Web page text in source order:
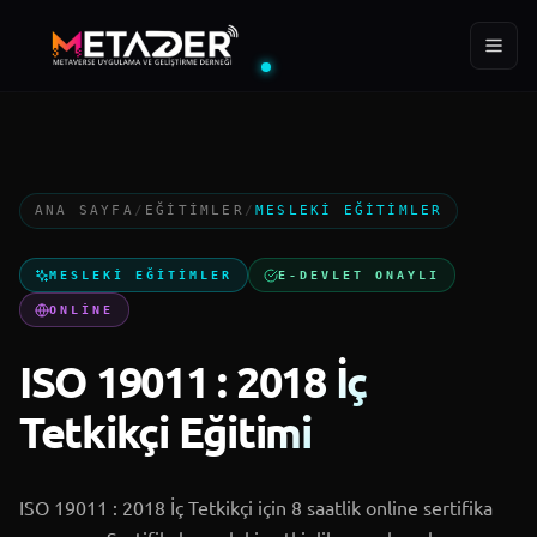
Ana Sayfa
Kurumsal
Projeler
MTD Akademi
ANA SAYFA / EĞITIMLER /MESLEKI EĞITIMLER
MESLEKI EĞITIMLER E-DEVLET ONAYLI
ONLINE
ISO 19011 : 2018 İç
Tetkikçi Eğitimi
ISO 19011 : 2018 İç Tetkikçi için 8 saatlik online sertifika